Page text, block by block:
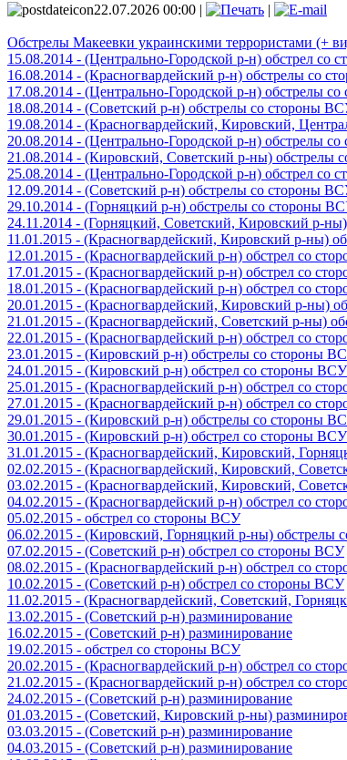
22.07.2026 00:00 |
|
Обстрелы Макеевки украинскими террористами (+
15.08.2014 - (Центрально-Городской р-н) обстрел
16.08.2014 - (Красногвардейский р-н) обстрелы со
17.08.2014 - (Центрально-Городской р-н) обстрелы
18.08.2014 - (Советский р-н) обстрелы со стороны
19.08.2014 - (Красногвардейский, Кировский,
20.08.2014 - (Центрально-Городской р-н) обстрелы
21.08.2014 - (Кировский, Советский р-ны) обстрелы
25.08.2014 - (Центрально-Городской р-н) обстрел со
12.09.2014 - (Советский р-н) обстрелы со стороны
29.10.2014 - (Горняцкий р-н) обстрелы со стороны
24.11.2014 - (Горняцкий, Советский, Кировский р-
11.01.2015 - (Красногвардейский, Кировский р-ны)
12.01.2015 - (Красногвардейский р-н) обстрел со
17.01.2015 - (Красногвардейский р-н) обстрел со
18.01.2015 - (Красногвардейский р-н) обстрел со
20.01.2015 - (Красногвардейский, Кировский р-ны)
21.01.2015 - (Красногвардейский, Советский р-ны)
22.01.2015 - (Красногвардейский р-н) обстрел со
23.01.2015 - (Кировский р-н) обстрелы со стороны
24.01.2015 - (Кировский р-н) обстрел со стороны
25.01.2015 - (Красногвардейский р-н) обстрел со
27.01.2015 - (Красногвардейский р-н) обстрел со
29.01.2015 - (Кировский р-н) обстрелы со стороны
30.01.2015 - (Кировский р-н) обстрел со стороны ВСУ
31.01.2015 - (Красногвардейский, Кировский,
02.02.2015 - (Красногвардейский, Кировский,
03.02.2015 - (Красногвардейский, Кировский,
04.02.2015 - (Красногвардейский р-н) обстрел со
05.02.2015 - обстрел со стороны ВСУ
06.02.2015 - (Кировский, Горняцкий р-ны) обстрелы
07.02.2015 - (Советский р-н) обстрел со стороны ВСУ
08.02.2015 - (Красногвардейский р-н) обстрел со
10.02.2015 - (Советский р-н) обстрел со стороны ВСУ
11.02.2015 - (Красногвардейский, Советский,
13.02.2015 - (Советский р-н) разминирование
16.02.2015 - (Советский р-н) разминирование
19.02.2015 - обстрел со стороны ВСУ
20.02.2015 - (Красногвардейский р-н) обстрел со
21.02.2015 - (Красногвардейский р-н) обстрел со
24.02.2015 - (Советский р-н) разминирование
01.03.2015 - (Советский, Кировский р-ны)
03.03.2015 - (Советский р-н) разминирование
04.03.2015 - (Советский р-н) разминирование